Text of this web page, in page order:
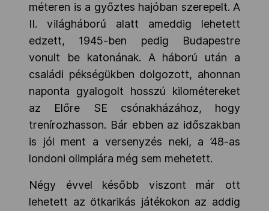
méteren is a győztes hajóban szerepelt. A
II. világháború alatt ameddig lehetett
edzett, 1945-ben pedig Budapestre
vonult be katonának. A háború után a
családi pékségükben dolgozott, ahonnan
naponta gyalogolt hosszú kilométereket
az Előre SE csónakházához, hogy
trenírozhasson. Bár ebben az időszakban
is jól ment a versenyzés neki, a ’48-as
londoni olimpiára még sem mehetett.
Négy évvel később viszont már ott
lehetett az ötkarikás játékokon az addig